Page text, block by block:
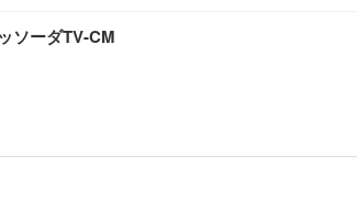
ソーダTV-CM